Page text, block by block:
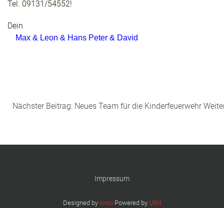
Tel. 09131/54552!
Dein
Max & Leon & Hans Peter & David
Nächster Beitrag: Neues Team für die Kinderfeuerwehr
Impressum
Designed by sinci Powered by Ulkit